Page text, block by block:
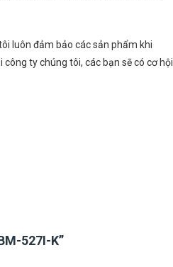
luôn đảm bảo các sản phẩm khi
ty chúng tôi, các bạn sẽ có cơ hội
527I-K”